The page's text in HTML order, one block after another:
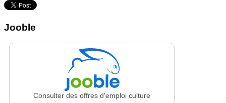
Jooble
Consulter des offres d'emploi culture